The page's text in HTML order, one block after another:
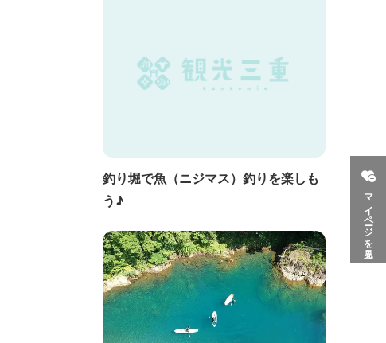
マイページを見る
釣り堀で魚（ニジマス）釣りを楽しも
う♪